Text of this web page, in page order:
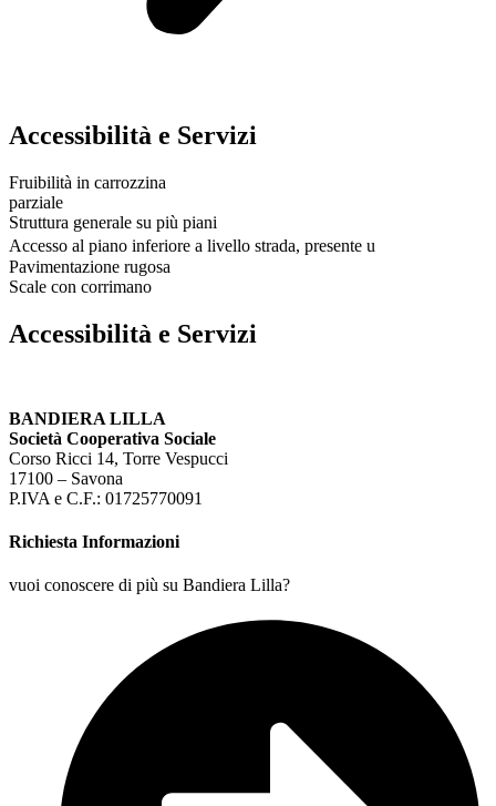
Accessibilità e Servizi
Fruibilità in carrozzina
parziale
Struttura generale su più piani
Accesso al piano inferiore a livello strada, presente u
Pavimentazione rugosa
Scale con corrimano
Accessibilità e Servizi
BANDIERA LILLA
Società Cooperativa Sociale
Corso Ricci 14, Torre Vespucci
17100 – Savona
P.IVA e C.F.: 01725770091
Richiesta Informazioni
vuoi conoscere di più su Bandiera Lilla?